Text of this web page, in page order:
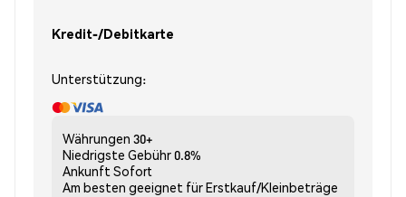
Kredit-/Debitkarte
Unterstützung:
Währungen 30+
Niedrigste Gebühr0.8%
Ankunft Sofort
Am besten geeignet fürErstkauf/Kleinbeträge